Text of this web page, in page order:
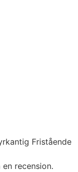
Fristående
recension.